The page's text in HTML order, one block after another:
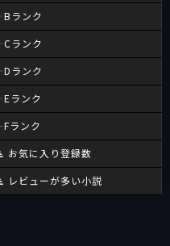
Bランク
Cランク
Dランク
Eランク
Fランク
お気に入り登録数
レビューが多い小説